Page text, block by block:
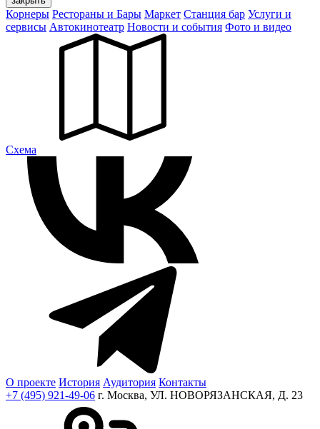
Корнеры Рестораны и Бары Маркет Станция бар Услуги и
сервисы Автокинотеатр Новости и события Фото и видео
Cхема
О проекте История Аудитория Контакты
+7 (495) 921-49-06 г. Москва, УЛ. НОВОРЯЗАНСКАЯ, Д. 23